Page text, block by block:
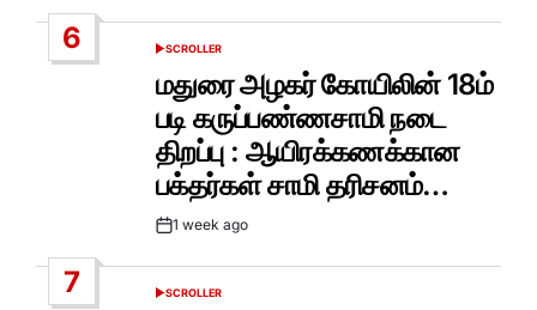
6
POSTED
SCROLLER
மதுரை அழகர் கோயிலின் 18ம்
படி கருப்பண்ணசாமி நடை
திறப்பு : ஆயிரக்கணக்கான
பக்தர்கள் சாமி தரிசனம்…
Post1 week ago
7
POSTED
SCROLLER